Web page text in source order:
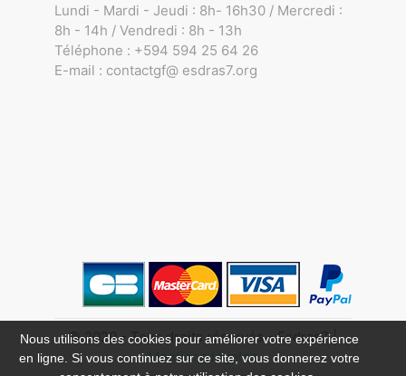
Lundi - Mardi - Jeudi : 8h- 16h30 / Mercredi :
8h - 14h / Vendredi : 8h - 13h
Téléphone : +594 594 25 64 26
E-mail : contactgf@ esdras7.org
© 2020 - Tous droits réservés - Esdras7 |
Mentions légales
Nous utilisons des cookies pour améliorer votre expérience
en ligne. Si vous continuez sur ce site, vous donnerez votre